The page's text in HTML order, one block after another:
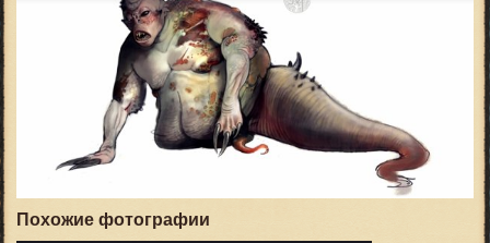
Похожие фотографии